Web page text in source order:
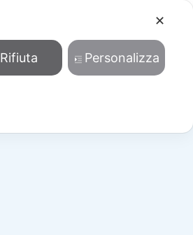
Contatti Accedi/Registrati
✕
Rifiuta Personalizza